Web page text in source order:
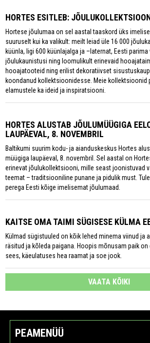
HORTES ESITLEB:
Hortese jõulumaa on sel aastal taaskord üks
suuruselt kui ka valikult: meilt leiad üle 16 000
küünla, ligi 600 küünlajalga ja –laternat, Eesti
jõulukaunistusi ning loomulikult erinevaid
hooajatooteid ning erilist dekoratiivset
koondanud kollektsioonidesse. Meie kollektsioonid
elamustele ka ideid ja inspiratsiooni.
HORTES ALUSTAB JÕULUMÜÜGIGA
LAUPÄEVAL, 8. NOVEMBRIL
Baltikumi suurim kodu- ja aianduskeskus Hortes
müügiga laupäeval, 8. novembril. Sel aastal on
erinevat jõulukollektsiooni, mille seast joonistuvad
teemat – traditsiooniline punane ja pidulik must.
perega Eesti kõige imelisemat jõulumaad.
KAITSE OMA TAIMI SÜGISESE KÜLMA
Külmad sügistuuled on kõik lehed minema viinud ja
räsitud ja kõleda paigana. Hoopis mõnusam paik on
sees, käeulatuses hea raamat ja soe jook.
VAATA KÕIKI
PEAMENÜÜ